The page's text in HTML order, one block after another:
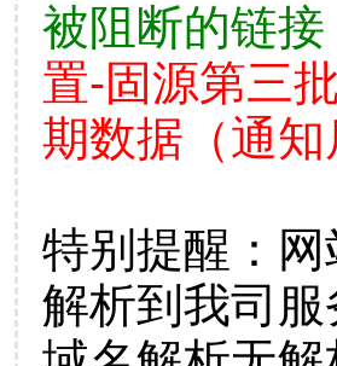
被阻断的链接
置-固源第三
期数据（通
特别提醒：
解析到我司